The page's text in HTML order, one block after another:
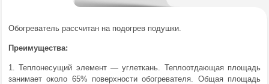
Обогреватель рассчитан на подогрев подушки.
Преимущества:
1. Теплонесущий элемент — углеткань. Теплоотдающая площадь
занимает около 65% поверхности обогревателя. Общая площадь